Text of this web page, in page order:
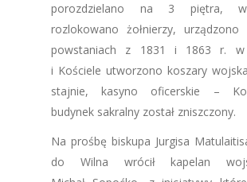
porozdzielano na 3 piętra, w
rozlokowano żołnierzy,
powstaniach z 1831 i 1863 r. w
i Kościele utworzono koszary
stajnie, kasyno oficerskie –
budynek sakralny został zniszczony.
Na prośbę biskupa Jurgisa
do Wilna wrócił kapelan